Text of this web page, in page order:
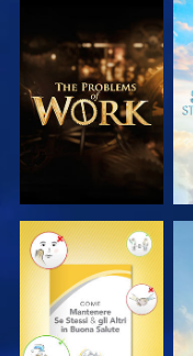
ESPLORA LE
SERIE
GUARDA